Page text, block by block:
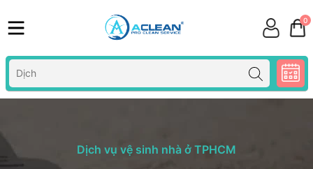
0
Dịch vụ vệ sinh nhà ở TPHCM